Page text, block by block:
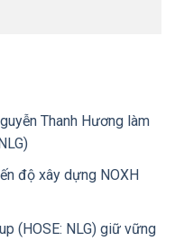
Thanh Hương làm
độ xây dựng NOXH
(HOSE: NLG) giữ vững